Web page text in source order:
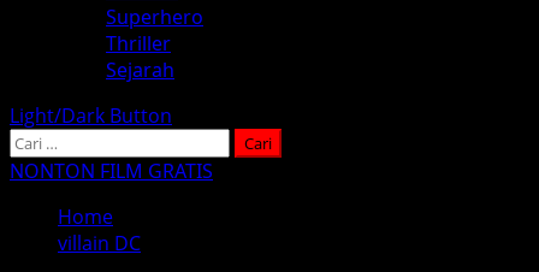
Superhero
Thriller
Sejarah
Light/Dark Button
Cari
untuk:
NONTON FILM GRATIS
Home
villain DC